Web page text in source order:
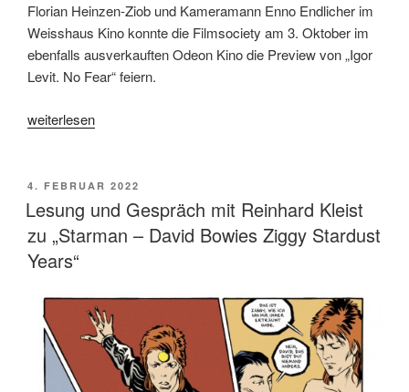
Florian Heinzen-Ziob und Kameramann Enno Endlicher im
Weisshaus Kino konnte die Filmsociety am 3. Oktober im
ebenfalls ausverkauften Odeon Kino die Preview von „Igor
Levit. No Fear“ feiern.
„Filmgespräch
Schilling
zu
Levit.
No
Fear““
weiterlesen
VERÖFFENTLICHT
AM
4. FEBRUAR 2022
Lesung und Gespräch mit Reinhard Kleist
zu „Starman – David Bowies Ziggy Stardust
Years“